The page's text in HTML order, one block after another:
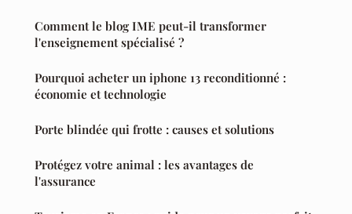
Comment le blog IME peut-il transformer
l'enseignement spécialisé ?
Pourquoi acheter un iphone 13 reconditionné :
économie et technologie
Porte blindée qui frotte : causes et solutions
Protégez votre animal : les avantages de
l'assurance